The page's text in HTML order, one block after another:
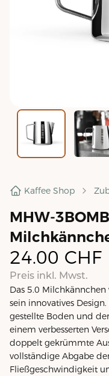
Kaffee Shop
MHW-
24.00 CHF
Preis inkl. Mwst.
Das 5.0
sein innovatives
gestellte Boden und
einem verbesserten
doppelt gekrümmte
vollständige Abgabe
Fließgeschwindigkeit